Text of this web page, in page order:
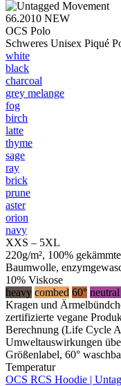
66.2010 NEW
OCS Polo
Schweres Unisex Piqué
white
black
charcoal
grey melange
fog
birch
latte
thyme
sage
ray
brick
prune
aster
orion
navy
XXS – 5XL
220g/m², 100%
Baumwolle,
10% Viskose
heavy combed 60°
Kragen und
zertifizierte vegane
Berechnung (Life Cycle
Umweltauswirkungen
Größenlabel, 60°
Temperatur
OCS RCS Hoodie |